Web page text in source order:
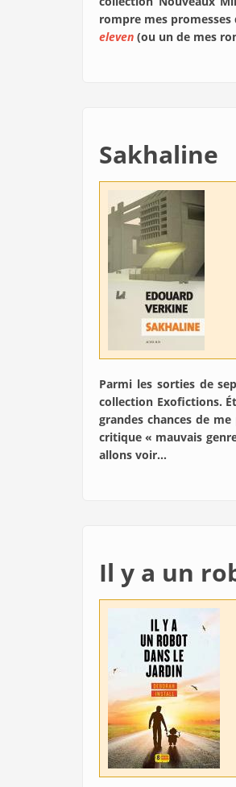
rompre mes promesses
eleven (ou un de mes
Sakhaline
Parmi les sorties de
collection Exofictions.
grandes chances de
critique « mauvais
allons voir…
Il y a un